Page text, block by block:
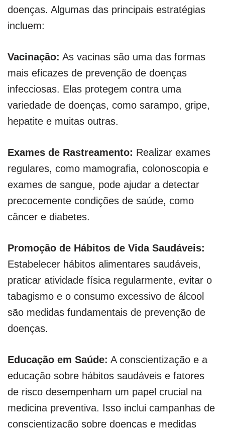
doenças. Algumas das principais estratégias
incluem:
Vacinação: As vacinas são uma das formas
mais eficazes de prevenção de doenças
infecciosas. Elas protegem contra uma
variedade de doenças, como sarampo, gripe,
hepatite e muitas outras.
Exames de Rastreamento: Realizar exames
regulares, como mamografia, colonoscopia e
exames de sangue, pode ajudar a detectar
precocemente condições de saúde, como
câncer e diabetes.
Promoção de Hábitos de Vida Saudáveis:
Estabelecer hábitos alimentares saudáveis,
praticar atividade física regularmente, evitar o
tabagismo e o consumo excessivo de álcool
são medidas fundamentais de prevenção de
doenças.
Educação em Saúde: A conscientização e a
educação sobre hábitos saudáveis e fatores
de risco desempenham um papel crucial na
medicina preventiva. Isso inclui campanhas de
conscientização sobre doenças e medidas